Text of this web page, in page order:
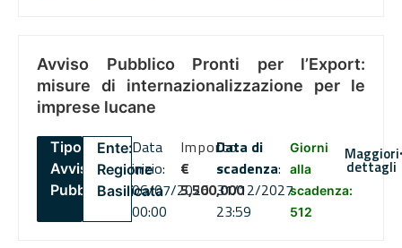
Avviso Pubblico Pronti per l’Export:
misure di internazionalizzazione per le
imprese lucane
Tipo:
Avviso
Pubblico
Ente:
Regione
Basilicata
Data
inizio:
06/07/2026
00:00
Importo
€
5,500,000
Data di
scadenza:
31/12/2027
23:59
Giorni
alla
scadenza:
512
Maggiori
dettagli